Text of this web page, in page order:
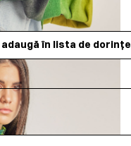
adaugă în lista de dorințe